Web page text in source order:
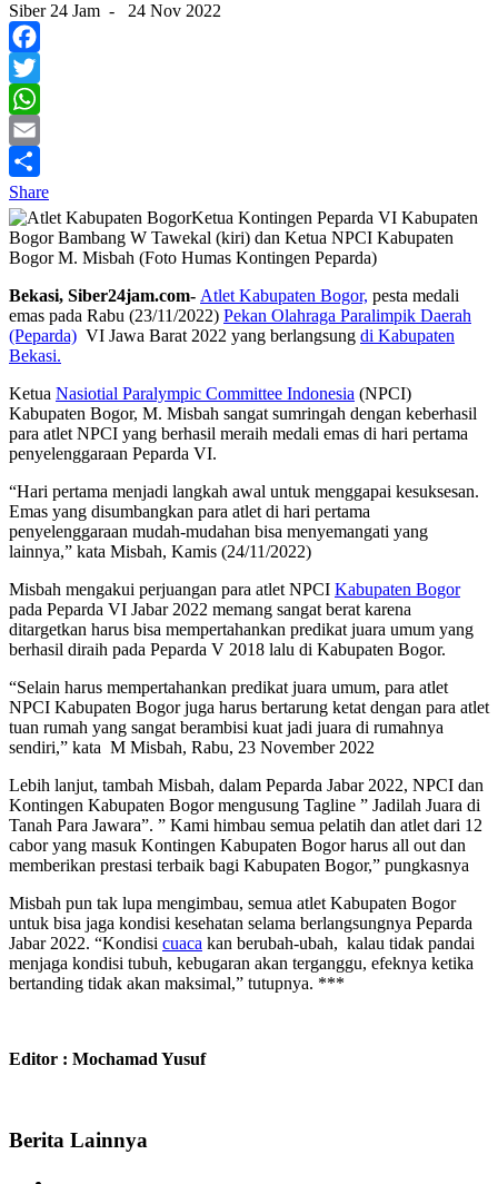
Siber 24 Jam - 24 Nov 2022
Facebook
Twitter
WhatsApp
Email
Share
Ketua Kontingen Peparda VI Kabupaten
Bogor Bambang W Tawekal (kiri) dan Ketua NPCI Kabupaten
Bogor M. Misbah (Foto Humas Kontingen Peparda)
Bekasi, Siber24jam.com- Atlet Kabupaten Bogor, pesta medali
emas pada Rabu (23/11/2022) Pekan Olahraga Paralimpik Daerah
(Peparda) VI Jawa Barat 2022 yang berlangsung di Kabupaten
Bekasi.
Ketua Nasiotial Paralympic Committee Indonesia (NPCI)
Kabupaten Bogor, M. Misbah sangat sumringah dengan keberhasil
para atlet NPCI yang berhasil meraih medali emas di hari pertama
penyelenggaraan Peparda VI.
“Hari pertama menjadi langkah awal untuk menggapai kesuksesan.
Emas yang disumbangkan para atlet di hari pertama
penyelenggaraan mudah-mudahan bisa menyemangati yang
lainnya,” kata Misbah, Kamis (24/11/2022)
Misbah mengakui perjuangan para atlet NPCI Kabupaten Bogor
pada Peparda VI Jabar 2022 memang sangat berat karena
ditargetkan harus bisa mempertahankan predikat juara umum yang
berhasil diraih pada Peparda V 2018 lalu di Kabupaten Bogor.
“Selain harus mempertahankan predikat juara umum, para atlet
NPCI Kabupaten Bogor juga harus bertarung ketat dengan para atlet
tuan rumah yang sangat berambisi kuat jadi juara di rumahnya
sendiri,” kata M Misbah, Rabu, 23 November 2022
Lebih lanjut, tambah Misbah, dalam Peparda Jabar 2022, NPCI dan
Kontingen Kabupaten Bogor mengusung Tagline ” Jadilah Juara di
Tanah Para Jawara”. ” Kami himbau semua pelatih dan atlet dari 12
cabor yang masuk Kontingen Kabupaten Bogor harus all out dan
memberikan prestasi terbaik bagi Kabupaten Bogor,” pungkasnya
Misbah pun tak lupa mengimbau, semua atlet Kabupaten Bogor
untuk bisa jaga kondisi kesehatan selama berlangsungnya Peparda
Jabar 2022. “Kondisi cuaca kan berubah-ubah, kalau tidak pandai
menjaga kondisi tubuh, kebugaran akan terganggu, efeknya ketika
bertanding tidak akan maksimal,” tutupnya. ***
Editor : Mochamad Yusuf
Berita Lainnya